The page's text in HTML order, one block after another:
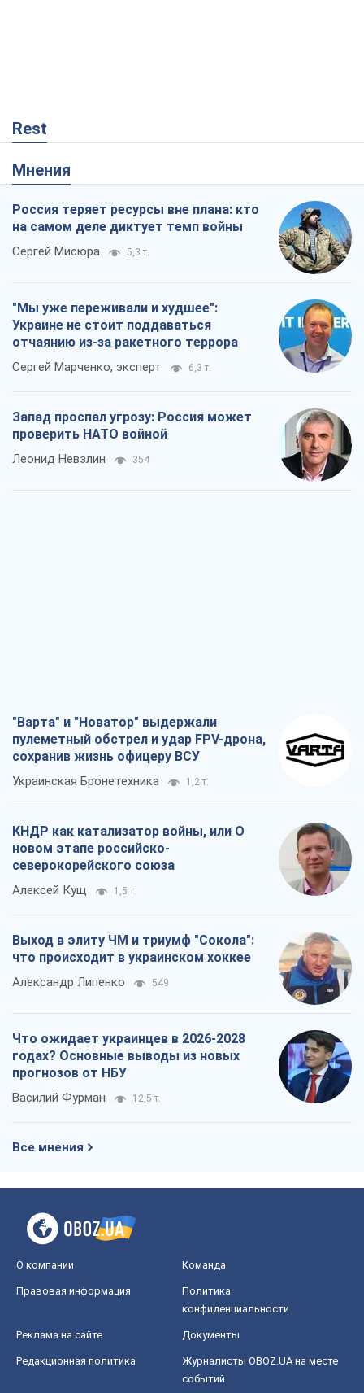
Rest
Мнения
Россия теряет ресурсы вне плана: кто
на самом деле диктует темп войны
Сергей Мисюра 5,3 т.
"Мы уже переживали и худшее":
Украине не стоит поддаваться
отчаянию из-за ракетного террора
Сергей Марченко, эксперт 6,3 т.
Запад проспал угрозу: Россия может
проверить НАТО войной
Леонид Невзлин 354
"Варта" и "Новатор" выдержали
пулеметный обстрел и удар FPV-дрона,
сохранив жизнь офицеру ВСУ
Украинская Бронетехника 1,2 т.
КНДР как катализатор войны, или О
новом этапе российско-
северокорейского союза
Алексей Кущ 1,5 т.
Выход в элиту ЧМ и триумф "Сокола":
что происходит в украинском хоккее
Александр Липенко 549
Что ожидает украинцев в 2026-2028
годах? Основные выводы из новых
прогнозов от НБУ
Василий Фурман 12,5 т.
Все мнения
О компании Команда
Правовая информация
Политика
конфиденциальности
Реклама на сайте Документы
Редакционная политика
Журналисты OBOZ.UA на месте
событий